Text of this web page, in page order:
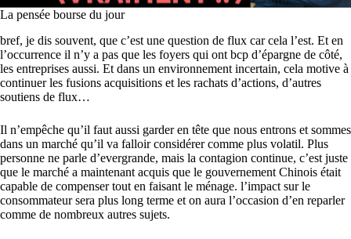
La pensée bourse du jour
bref, je dis souvent, que c’est une question de flux car cela l’est. Et en
l’occurrence il n’y a pas que les foyers qui ont bcp d’épargne de côté,
les entreprises aussi. Et dans un environnement incertain, cela motive à
continuer les fusions acquisitions et les rachats d’actions, d’autres
soutiens de flux…
Il n’empêche qu’il faut aussi garder en tête que nous entrons et sommes
dans un marché qu’il va falloir considérer comme plus volatil. Plus
personne ne parle d’evergrande, mais la contagion continue, c’est juste
que le marché a maintenant acquis que le gouvernement Chinois était
capable de compenser tout en faisant le ménage. l’impact sur le
consommateur sera plus long terme et on aura l’occasion d’en reparler
comme de nombreux autres sujets.